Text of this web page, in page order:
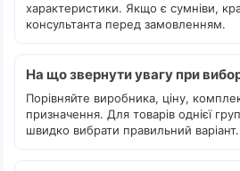
характеристики. Якщо є сумніви,
консультанта перед замовленням.
На що звернути увагу при
Порівняйте виробника, ціну,
призначення. Для товарів однієї
швидко вибрати правильний варіант.